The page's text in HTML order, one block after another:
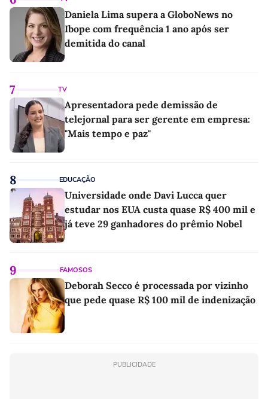
Daniela Lima supera a GloboNews no
Ibope com frequência 1 ano após ser
demitida do canal
7 TV
Apresentadora pede demissão de
telejornal para ser gerente em empresa:
"Mais tempo e paz"
8 EDUCAÇÃO
Universidade onde Davi Lucca quer
estudar nos EUA custa quase R$ 400 mil e
já teve 29 ganhadores do prêmio Nobel
9 FAMOSOS
Deborah Secco é processada por vizinho
que pede quase R$ 100 mil de indenização
PUBLICIDADE